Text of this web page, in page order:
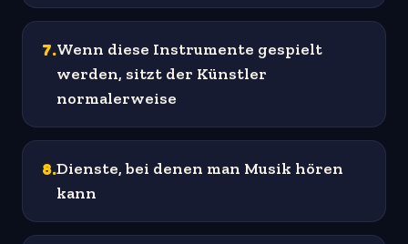
7.Wenn diese Instrumente gespielt
werden, sitzt der Künstler
normalerweise
8.Dienste, bei denen man Musik hören
kann